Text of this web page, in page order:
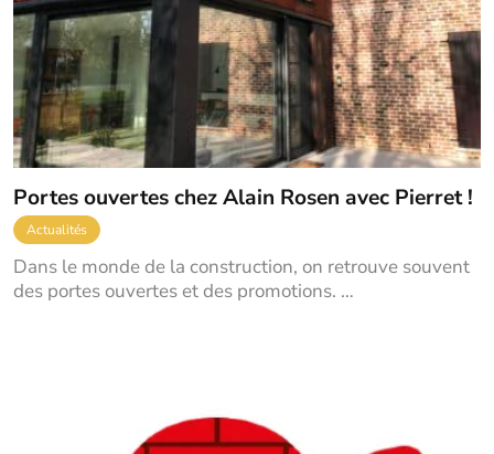
Portes ouvertes chez Alain Rosen avec Pierret !
Actualités
Dans le monde de la construction, on retrouve souvent
des portes ouvertes et des promotions. …